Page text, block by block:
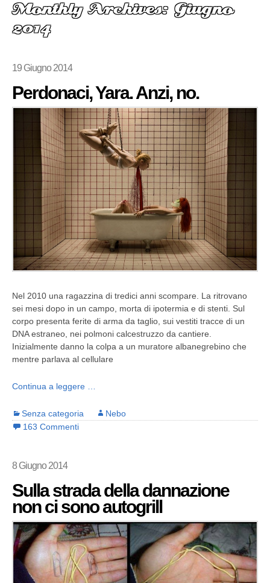
Monthly Archives: Giugno
2014
19 Giugno 2014
Perdonaci, Yara. Anzi, no.
Nel 2010 una ragazzina di tredici anni scompare. La ritrovano
sei mesi dopo in un campo, morta di ipotermia e di stenti. Sul
corpo presenta ferite di arma da taglio, sui vestiti tracce di un
DNA estraneo, nei polmoni calcestruzzo da cantiere.
Inizialmente danno la colpa a un muratore albanegrebino che
mentre parlava al cellulare
Continua a leggere …
Senza categoria
Nebo
163 Commenti
8 Giugno 2014
Sulla strada della dannazione
non ci sono autogrill